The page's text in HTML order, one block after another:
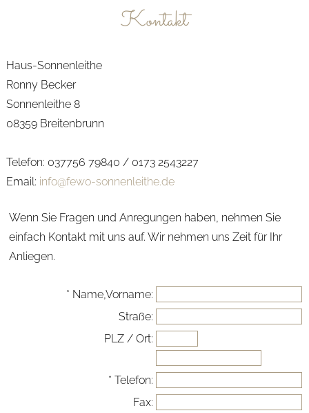
Kontakt
Haus-Sonnenleithe
Ronny Becker
Sonnenleithe 8
08359 Breitenbrunn
Telefon: 037756 79840 / 0173 2543227
Email: info@fewo-sonnenleithe.de
Wenn Sie Fragen und Anregungen haben, nehmen Sie
einfach Kontakt mit uns auf. Wir nehmen uns Zeit für Ihr
Anliegen.
* Name,Vorname:
Straße:
PLZ / Ort:
* Telefon:
Fax: